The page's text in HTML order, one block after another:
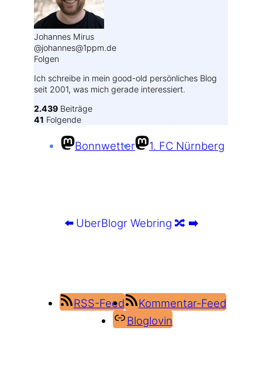
Johannes Mirus
@johannes@1ppm.de
Folgen
Ich schreibe in mein good-old persönliches Blog
seit 2001, was mich gerade interessiert.
2.439 Beiträge
41 Folgende
Bonnwetter 1. FC Nürnberg
⬅️ UberBlogr Webring 🔀 ➡️
RSS-Feed
Kommentar-Feed
Bloglovin